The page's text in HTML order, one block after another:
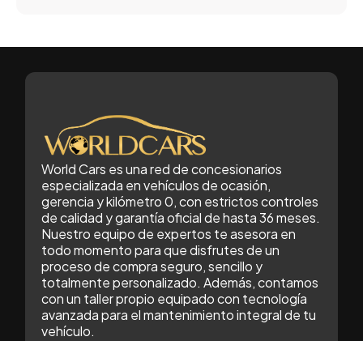
World Cars es una red de concesionarios
especializada en vehículos de ocasión,
gerencia y kilómetro 0, con estrictos controles
de calidad y garantía oficial de hasta 36 meses.
Nuestro equipo de expertos te asesora en
todo momento para que disfrutes de un
proceso de compra seguro, sencillo y
totalmente personalizado. Además, contamos
con un taller propio equipado con tecnología
avanzada para el mantenimiento integral de tu
vehículo.